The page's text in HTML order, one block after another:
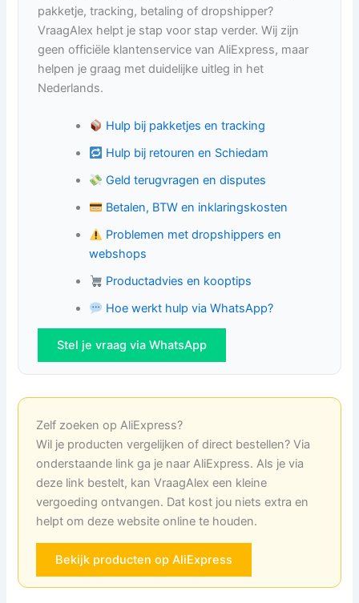
pakketje, tracking, betaling of dropshipper?
VraagAlex helpt je stap voor stap verder. Wij zijn
geen officiële klantenservice van AliExpress, maar
helpen je graag met duidelijke uitleg in het
Nederlands.
Hulp bij pakketjes en tracking
Hulp bij retouren en Schiedam
Geld terugvragen en disputes
Betalen, BTW en inklaringskosten
Problemen met dropshippers en
webshops
Productadvies en kooptips
Hoe werkt hulp via WhatsApp?
Stel je vraag via WhatsApp
Zelf zoeken op AliExpress?
Wil je producten vergelijken of direct bestellen? Via
onderstaande link ga je naar AliExpress. Als je via
deze link bestelt, kan VraagAlex een kleine
vergoeding ontvangen. Dat kost jou niets extra en
helpt om deze website online te houden.
Bekijk producten op AliExpress